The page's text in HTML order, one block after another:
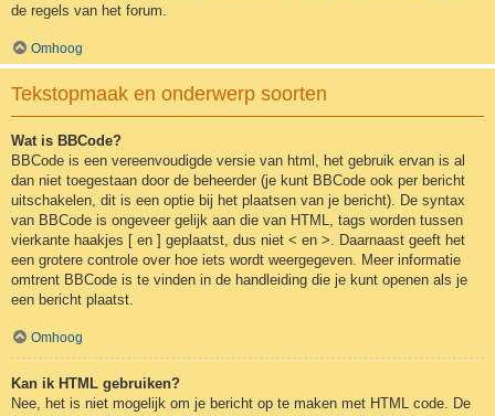
de regels van het forum.
Omhoog
Tekstopmaak en onderwerp soorten
Wat is BBCode?
BBCode is een vereenvoudigde versie van html, het gebruik ervan is al
dan niet toegestaan door de beheerder (je kunt BBCode ook per bericht
uitschakelen, dit is een optie bij het plaatsen van je bericht). De syntax
van BBCode is ongeveer gelijk aan die van HTML, tags worden tussen
vierkante haakjes [ en ] geplaatst, dus niet < en >. Daarnaast geeft het
een grotere controle over hoe iets wordt weergegeven. Meer informatie
omtrent BBCode is te vinden in de handleiding die je kunt openen als je
een bericht plaatst.
Omhoog
Kan ik HTML gebruiken?
Nee, het is niet mogelijk om je bericht op te maken met HTML code. De